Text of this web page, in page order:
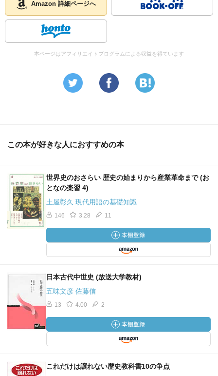
Amazon 詳細ページへ
本ページはアフィリエイトプログラムによる収益を得ています
この本が好きな人におすすめの本
世界史のおさらい 歴史の始まりから産業革命まで (お
となの楽習 4)
土屋彰久 現代用語の基礎知識
146 3.28 11
日本古代中世史 (放送大学教材)
五味文彦 佐藤信
13 4.00 2
これだけは譲れない歴史教科書10の争点